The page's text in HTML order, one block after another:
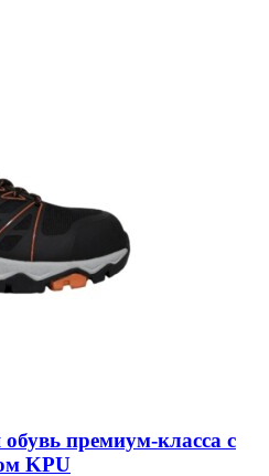
премиум-класса с
KPU